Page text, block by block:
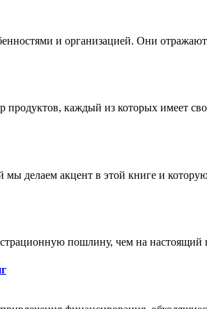
и организацией. Они
продуктов, каждый из которых имеет
делаем акцент в этой книге и
пошлину, чем на настоящий